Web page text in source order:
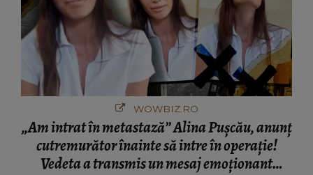
WOWBIZ.RO
„Am intrat în metastază” Alina Pușcău, anunț
cutremurător înainte să intre în operație!
Vedeta a transmis un mesaj emoționant